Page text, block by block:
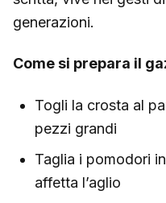
generazioni.
Come si prepara il
Togli la crosta al
pezzi grandi
Taglia i pomodori
affetta l’aglio